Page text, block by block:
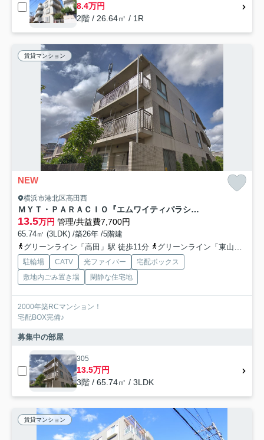
8.4万円
2階 / 26.64㎡ / 1R
賃貸マンション
NEW
横浜市港北区高田西
ＭＹＴ・ＰＡＲＡＣＩＯ『エムワイティパラシオ』
13.5万円 管理/共益費7,700円
65.74㎡ (3LDK) /築26年 /5階建
グリーンライン「高田」駅 徒歩11分
グリーンライン「東山田」駅 徒歩10分
駐輪場 CATV 光ファイバー
宅配ボックス
敷地内ごみ置き場
閑静な住宅地
2000年築RCマンション！
宅配BOX完備♪
募集中の部屋
305
13.5万円
3階 / 65.74㎡ / 3LDK
賃貸マンション